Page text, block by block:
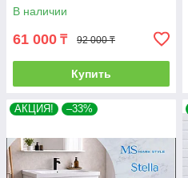
В наличии
61 000 ₸ 92 000 ₸
Купить
АКЦИЯ! –33%